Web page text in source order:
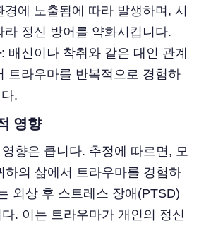
에 노출됨에 따라 발생하며, 시
라 정신 방어를 약화시킵니다.
: 배신이나 착취와 같은 대인 관계
트라우마를 반복적으로 경험하
.
영향
향은 큽니다. 추정에 따르면, 모
하의 삶에서 트라우마를 경험하
외상 후 스트레스 장애(PTSD)
. 이는 트라우마가 개인의 정신